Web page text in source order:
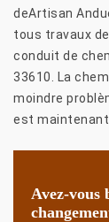
deArtisan
tous travaux
conduit de
33610. La
moindre
est maintenant
Avez-vous